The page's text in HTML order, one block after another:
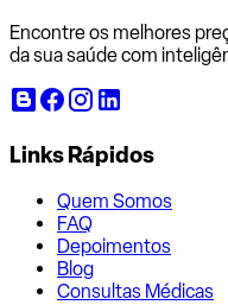
Encontre os melhores
da sua saúde com
Links Rápidos
Quem Somos
FAQ
Depoimentos
Blog
Consultas Médicas